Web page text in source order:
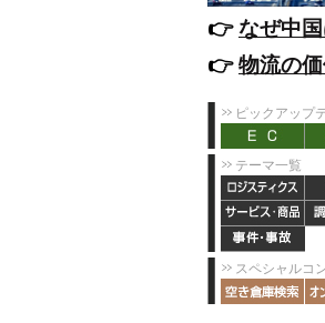
👉️なぜ中
👉️物流の
ピックアップ
テーマ一覧
スペシャルコ